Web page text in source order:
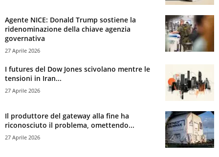
Agente NICE: Donald Trump sostiene la
ridenominazione della chiave agenzia
governativa
27 Aprile 2026
I futures del Dow Jones scivolano mentre le
tensioni in Iran...
27 Aprile 2026
Il produttore del gateway alla fine ha
riconosciuto il problema, omettendo...
27 Aprile 2026